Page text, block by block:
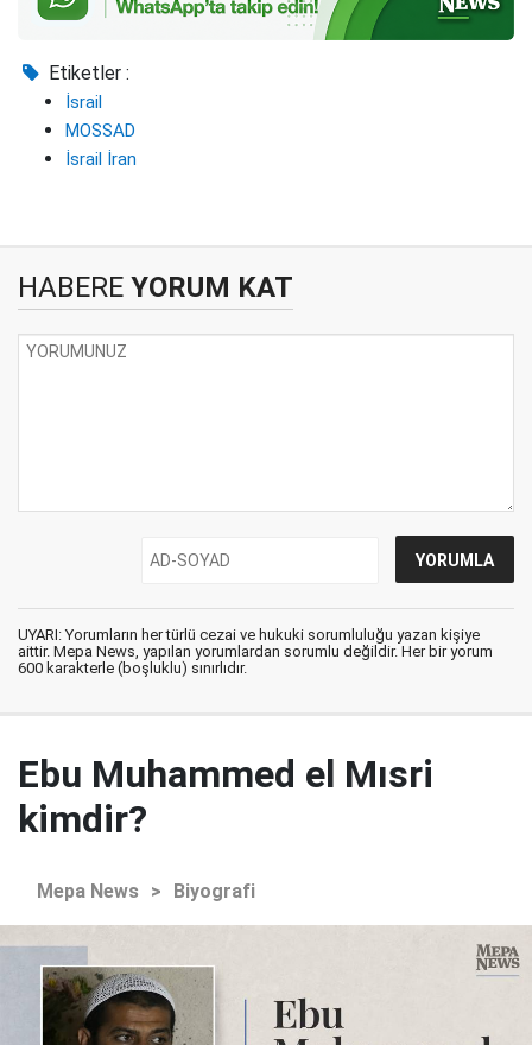
Etiketler :
İsrail
MOSSAD
İsrail İran
HABERE YORUM KAT
UYARI: Yorumların her türlü cezai ve hukuki sorumluluğu yazan kişiye
aittir. Mepa News, yapılan yorumlardan sorumlu değildir. Her bir yorum
600 karakterle (boşluklu) sınırlıdır.
Ebu Muhammed el Mısri
kimdir?
Mepa News > Biyografi